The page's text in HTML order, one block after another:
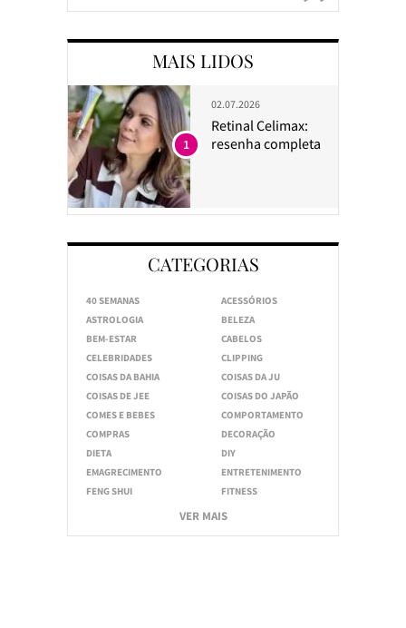
MAIS LIDOS
02.07.2026
Retinal Celimax:
resenha completa
1
CATEGORIAS
40 SEMANAS
ACESSÓRIOS
ASTROLOGIA
BELEZA
BEM-ESTAR
CABELOS
CELEBRIDADES
CLIPPING
COISAS DA BAHIA
COISAS DA JU
COISAS DE JEE
COISAS DO JAPÃO
COMES E BEBES
COMPORTAMENTO
COMPRAS
DECORAÇÃO
DIETA
DIY
EMAGRECIMENTO
ENTRETENIMENTO
FENG SHUI
FITNESS
VER MAIS